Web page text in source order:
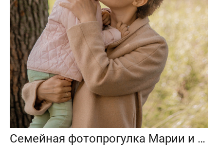
Семейная фотопрогулка Марии и Веры на Мещерском озере